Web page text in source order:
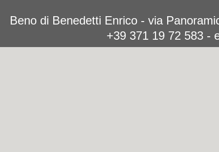
Beno di Benedetti Enrico - via
+39 371 19 72 583 -